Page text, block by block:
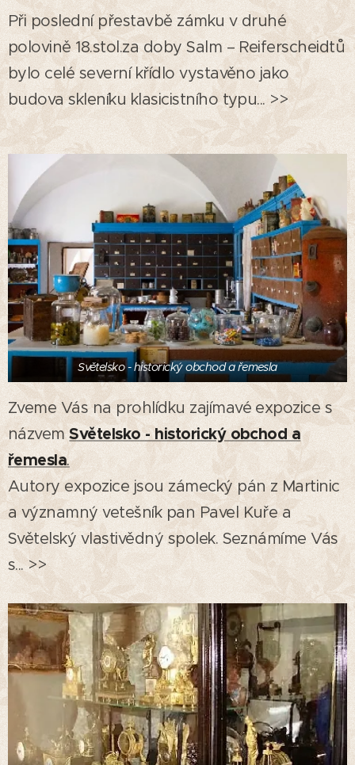
Při poslední přestavbě zámku v druhé
polovině 18.stol.za doby Salm – Reiferscheidtů
bylo celé severní křídlo vystavěno jako
budova skleníku klasicistního typu... >>
Světelsko - historický obchod a řemesla
Zveme Vás na prohlídku zajímavé expozice s
názvemSvětelsko - historický obchod a
řemesla.
Autory expozice jsou zámecký pán z Martinic
a významný vetešník pan Pavel Kuře a
Světelský vlastivědný spolek. Seznámíme Vás
s... >>